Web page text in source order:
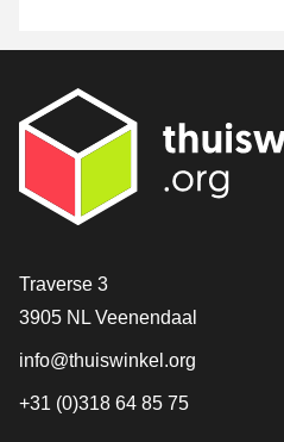
[_General:Contact]
Traverse 3
3905 NL Veenendaal
info@thuiswinkel.org
+31 (0)318 64 85 75